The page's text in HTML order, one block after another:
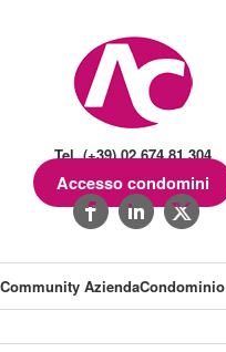
Tel. (+39) 02.674.81.304
Accesso condomini
AziendaCondominio